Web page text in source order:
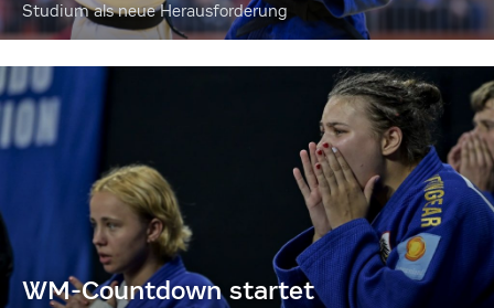
Studium als neue Herausforderung
WM-Countdown startet